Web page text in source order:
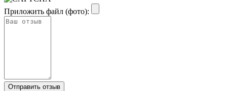
Приложить файл (фото):